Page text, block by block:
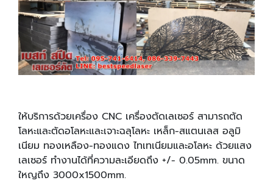
ให้บริการด้วยเครื่อง CNC เครื่องตัดเลเซอร์ สามารถตัด
โลหะและตัดอโลหะและเจาะฉลุโลหะ เหล็ก-สแตนเลส อลูมิ
เนียม ทองเหลือง-ทองแดง ไทเทเนียมและอโลหะ ด้วยแสง
เลเซอร์ ทำงานได้ที่ความละเอียดถึง +/- 0.05mm. ขนาด
ใหญถึง 3000x1500mm.